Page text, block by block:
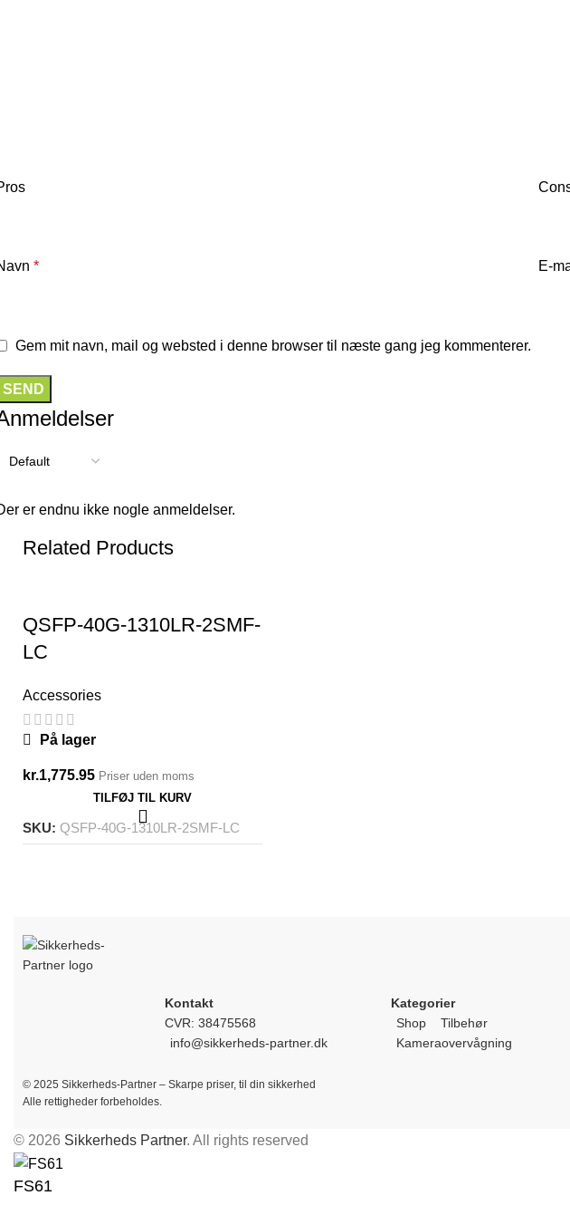
er endnu ikke nogle anmeldelser.
* E-
Gem mit navn, mail og websted i denne browser til næste gang jeg kommenterer.
Related Products
QSFP-40G-1310LR-2SMF-
LC
Accessories
På lager
kr.1,775.95 Priser uden moms
TILFØJ TIL KURV
SKU: QSFP-40G-1310LR-2SMF-LC
Kontakt
CVR: 38475568
info@sikkerheds-partner.dk
Kategorier
Shop
Tilbehør
Kameraovervågning
© 2025 Sikkerheds-Partner – Skarpe priser, til din sikkerhed
Alle rettigheder forbeholdes.
© 2026 Sikkerheds Partner. All rights reserved
FS61